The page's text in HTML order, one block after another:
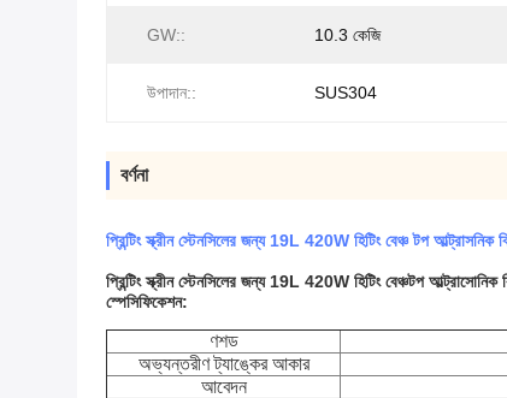
GW:: 10.3 কেজি
উপাদান:: SUS304
বর্ণনা
প্রিন্টিং স্ক্রীন স্টেনসিলের জন্য 19L 420W হিটিং বেঞ্চ টপ আল্ট্রাসনিক
প্রিন্টিং স্ক্রীন স্টেনসিলের জন্য 19L 420W হিটিং বেঞ্চটপ আল্ট্রাসোনিক
স্পেসিফিকেশন:
ণশড
অভ্যন্তরীণ ট্যাঙ্কের আকার
আবেদন